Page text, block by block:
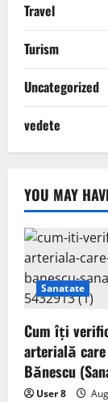
Travel
Turism
Uncategorized
vedete
YOU MAY
Sanatate
Cum îți
arterială
Bănescu
User 8